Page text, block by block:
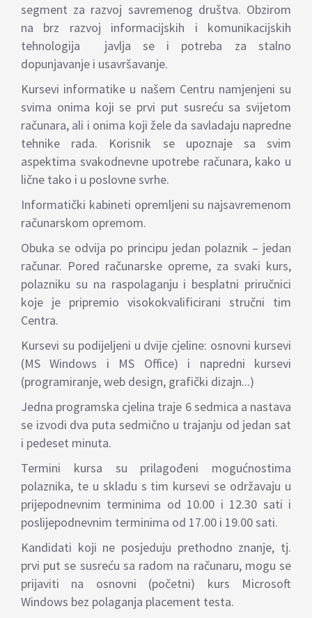
segment za razvoj savremenog društva. Obzirom
na brz razvoj informacijskih i komunikacijskih
tehnologija javlja se i potreba za stalno
dopunjavanje i usavršavanje.
Kursevi informatike u našem Centru namjenjeni su
svima onima koji se prvi put susreću sa svijetom
računara, ali i onima koji žele da savladaju napredne
tehnike rada. Korisnik se upoznaje sa svim
aspektima svakodnevne upotrebe računara, kako u
lične tako i u poslovne svrhe.
Informatički kabineti opremljeni su najsavremenom
računarskom opremom.
Obuka se odvija po principu jedan polaznik – jedan
računar. Pored računarske opreme, za svaki kurs,
polazniku su na raspolaganju i besplatni priručnici
koje je pripremio visokokvalificirani stručni tim
Centra.
Kursevi su podijeljeni u dvije cjeline: osnovni kursevi
(MS Windows i MS Office) i napredni kursevi
(programiranje, web design, grafički dizajn...)
Jedna programska cjelina traje 6 sedmica a nastava
se izvodi dva puta sedmično u trajanju od jedan sat
i pedeset minuta.
Termini kursa su prilagođeni mogućnostima
polaznika, te u skladu s tim kursevi se održavaju u
prijepodnevnim terminima od 10.00 i 12.30 sati i
poslijepodnevnim terminima od 17.00 i 19.00 sati.
Kandidati koji ne posjeduju prethodno znanje, tj.
prvi put se susreću sa radom na računaru, mogu se
prijaviti na osnovni (početni) kurs Microsoft
Windows bez polaganja placement testa.